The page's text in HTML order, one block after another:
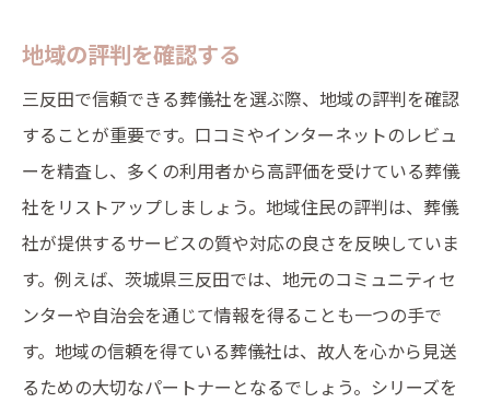
葬儀プランの比較
口コミや評判の確認
実際の利用者の声を参考に
地域の評判を確認する
三反田で信頼できる葬儀社を選ぶ際、地域の評判を確認
することが重要です。口コミやインターネットのレビュ
ーを精査し、多くの利用者から高評価を受けている葬儀
社をリストアップしましょう。地域住民の評判は、葬儀
社が提供するサービスの質や対応の良さを反映していま
す。例えば、茨城県三反田では、地元のコミュニティセ
ンターや自治会を通じて情報を得ることも一つの手で
す。地域の信頼を得ている葬儀社は、故人を心から見送
るための大切なパートナーとなるでしょう。シリーズを